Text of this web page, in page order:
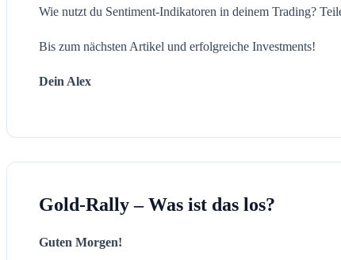
Wie nutzt du Sentiment-Indikatoren in deinem Trading?
Bis zum nächsten Artikel und erfolgreiche Investments!
Dein Alex
Gold-Rally – Was ist das los?
Guten Morgen!